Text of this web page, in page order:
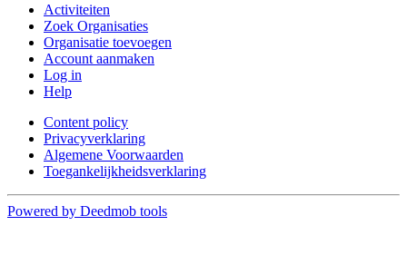
Activiteiten
Zoek Organisaties
Organisatie toevoegen
Account aanmaken
Log in
Help
Content policy
Privacyverklaring
Algemene Voorwaarden
Toegankelijkheidsverklaring
Powered by Deedmob tools